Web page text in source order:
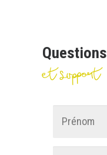
Questions
et support